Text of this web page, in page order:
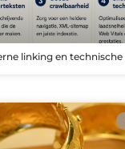
linking en technische